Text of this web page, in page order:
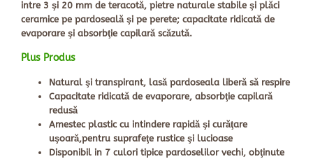
intre 3 şi 20 mm de teracotă, pietre naturale stabile şi plăci
ceramice pe pardoseală şi pe perete; capacitate ridicată de
evaporare şi absorbţie capilară scăzută.
Plus Produs
Natural şi transpirant, lasă pardoseala liberă să respire
Capacitate ridicată de evaporare, absorbţie capilară
redusă
Amestec plastic cu intindere rapidă şi curăţare
uşoară,pentru suprafeţe rustice şi lucioase
Disponibil in 7 culori tipice pardoselilor vechi, obţinute